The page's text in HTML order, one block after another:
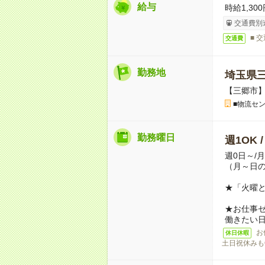
給与 時給1,300
交通費別
交通費 ■ 交
勤務地 埼玉県
【三郷市
■物流セ
勤務曜日 週1OK
週0日～/
（月～日
★「火曜
★お仕事
働きたい
休日休暇
お
土日祝休み